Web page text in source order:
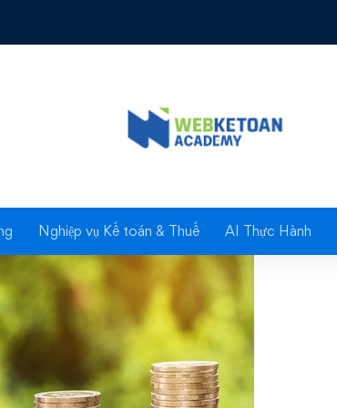
Nghiệp vụ Kế toán & Thuế AI Thực Hành